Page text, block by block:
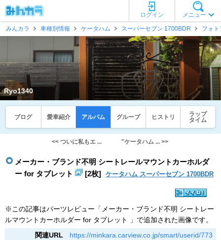
メニュー
ログイン
みんカラ
車種別情報 ケータハム スーパーセブン 1700BDR フォ
Ryo1340
ブログ 愛車紹介 アルバム グループ ヒストリ
ラップ
タイム
<< ついに私もエ ... "ケータハム ... >>
メーカー・ブランド不明 シートレールマウントカーホルダ
ー for タブレット
[2枚] ケータハム スーパーセブン 1700BDR
※この記事はパーツレビュー「メーカー・ブランド不明 シートレー
ルマウントカーホルダー for タブレット 」で追加された画像です。
関連URL
https://minkara.carview.co.jp/smart/userid/773